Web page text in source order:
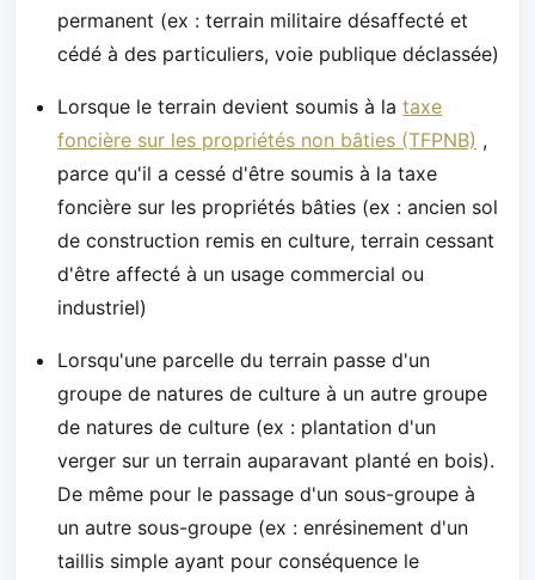
permanent (ex : terrain militaire désaffecté et
cédé à des particuliers, voie publique déclassée)
Lorsque le terrain devient soumis à lataxe
foncière sur les propriétés non bâties (TFPNB) ,
parce qu'il a cessé d'être soumis à la taxe
foncière sur les propriétés bâties (ex : ancien sol
de construction remis en culture, terrain cessant
d'être affecté à un usage commercial ou
industriel)
Lorsqu'une parcelle du terrain passe d'un
groupe de natures de culture à un autre groupe
de natures de culture (ex : plantation d'un
verger sur un terrain auparavant planté en bois).
De même pour le passage d'un sous-groupe à
un autre sous-groupe (ex : enrésinement d'un
taillis simple ayant pour conséquence le